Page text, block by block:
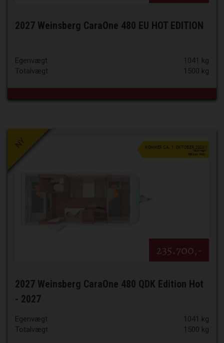
2027 Weinsberg CaraOne 480 EU HOT EDITION
Egenvægt
1041 kg
Totalvægt
1500 kg
NY
235.700,-
2027 Weinsberg CaraOne 480 QDK Edition Hot
- 2027
Egenvægt
1041 kg
Totalvægt
1500 kg